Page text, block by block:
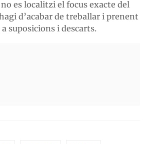
es localitzi el focus exacte del
d’acabar de treballar i prenent
suposicions i descarts.